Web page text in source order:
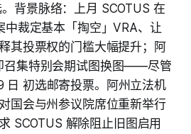
背景脉络：上月 SCOTUS 在
中裁定基本「掏空」VRA、让
其投票权的门槛大幅提升；阿
召集特别会期试图换图——尽管
日 初选邮寄投票。阿州立法机
国会与州参议院席位重新举行
SCOTUS 解除阻止旧图启用